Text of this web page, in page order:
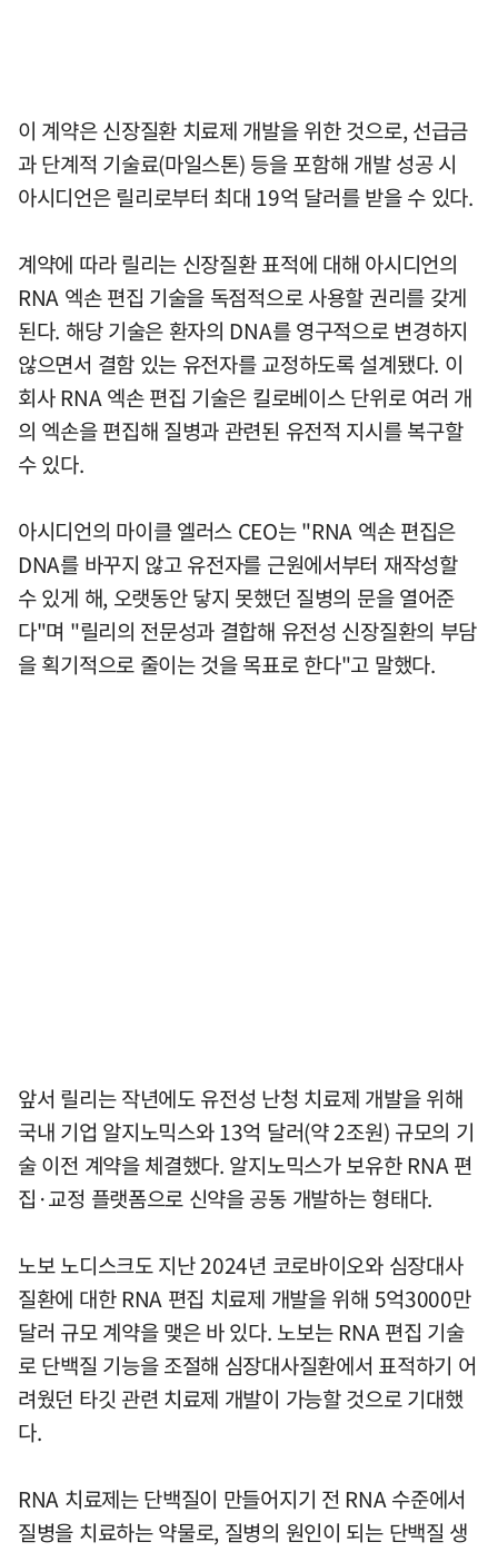
이 계약은 신장질환 치료제 개발을 위한 것으로, 선급금
과 단계적 기술료(마일스톤) 등을 포함해 개발 성공 시
아시디언은 릴리로부터 최대 19억 달러를 받을 수 있다.
계약에 따라 릴리는 신장질환 표적에 대해 아시디언의
RNA 엑손 편집 기술을 독점적으로 사용할 권리를 갖게
된다. 해당 기술은 환자의 DNA를 영구적으로 변경하지
않으면서 결함 있는 유전자를 교정하도록 설계됐다. 이
회사 RNA 엑손 편집 기술은 킬로베이스 단위로 여러 개
의 엑손을 편집해 질병과 관련된 유전적 지시를 복구할
수 있다.
아시디언의 마이클 엘러스 CEO는 "RNA 엑손 편집은
DNA를 바꾸지 않고 유전자를 근원에서부터 재작성할
수 있게 해, 오랫동안 닿지 못했던 질병의 문을 열어준
다"며 "릴리의 전문성과 결합해 유전성 신장질환의 부담
을 획기적으로 줄이는 것을 목표로 한다"고 말했다.
앞서 릴리는 작년에도 유전성 난청 치료제 개발을 위해
국내 기업 알지노믹스와 13억 달러(약 2조원) 규모의 기
술 이전 계약을 체결했다. 알지노믹스가 보유한 RNA 편
집·교정 플랫폼으로 신약을 공동 개발하는 형태다.
노보 노디스크도 지난 2024년 코로바이오와 심장대사
질환에 대한 RNA 편집 치료제 개발을 위해 5억3000만
달러 규모 계약을 맺은 바 있다. 노보는 RNA 편집 기술
로 단백질 기능을 조절해 심장대사질환에서 표적하기 어
려웠던 타깃 관련 치료제 개발이 가능할 것으로 기대했
다.
RNA 치료제는 단백질이 만들어지기 전 RNA 수준에서
질병을 치료하는 약물로, 질병의 원인이 되는 단백질 생